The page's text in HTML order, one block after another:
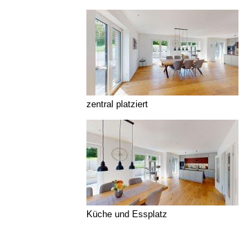
zentral platziert
Küche und Essplatz